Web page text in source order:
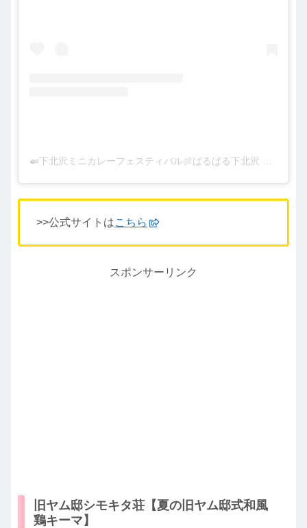
🍛下北沢ミニカレーフェスティバル🍖ばるばる下北沢 お肉とはしご酒 みんな呑み友🍻(@iloveskz_event)がシェアした投稿
>>公式サイトはこちら
スポンサーリンク
旧ヤム邸シモキタ荘【夏の旧ヤム邸式和風
鶏キーマ】